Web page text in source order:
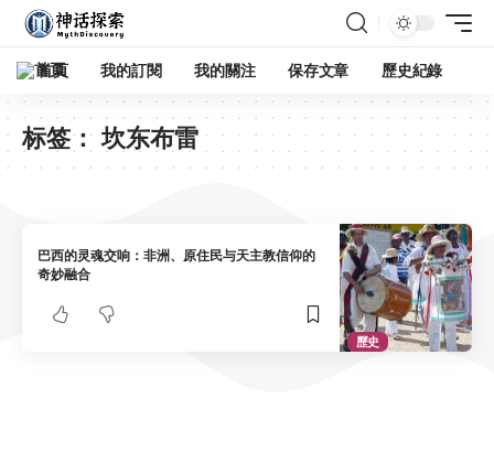
首頁 我的訂閱 我的關注 保存文章 歷史紀錄
标签：坎东布雷
歷史
巴西的灵魂交响：非洲、原住民与天主教信仰的
奇妙融合